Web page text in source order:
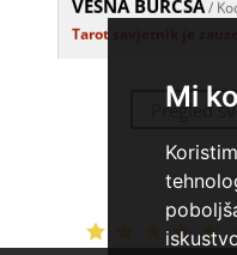
Mi
Tarot savjetnik je
Broj
LUKA BABIĆ / Kod 44
Tarot savjetnik je zauzet
Pregled